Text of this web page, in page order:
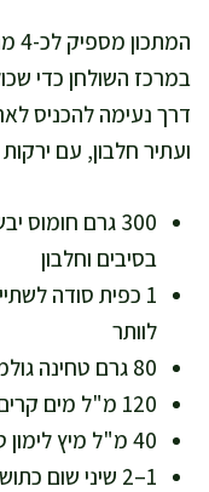
במרכז השולחן כדי
דרך נעימה להכניס
ועתיר חלבון, עם
בסיבים וחלבון
1 כפית סודה
לוותר
80 גרם טחינה גולמית מלאה – סידן ושומן טוב
120 מ"ל מים קרים לטחינה + עוד לפי הצורך
40 מ"ל מיץ לימון טרי – ויטמין C
1–2 שיני שום כתושות – תרכובות גופרית נוגדות חמצון